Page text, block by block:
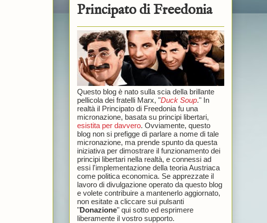
Principato di Freedonia
Questo blog è nato sulla scia della brillante
pellicola dei fratelli Marx, "Duck Soup." In
realtà il Principato di Freedonia fu una
micronazione, basata su principi libertari,
esistita per davvero. Ovviamente, questo
blog non si prefigge di parlare a nome di tale
micronazione, ma prende spunto da questa
iniziativa per dimostrare il funzionamento dei
principi libertari nella realtà, e connessi ad
essi l'implementazione della teoria Austriaca
come politica economica. Se apprezzate il
lavoro di divulgazione operato da questo blog
e volete contribuire a mantenerlo aggiornato,
non esitate a cliccare sui pulsanti
"Donazione" qui sotto ed esprimere
liberamente il vostro supporto.